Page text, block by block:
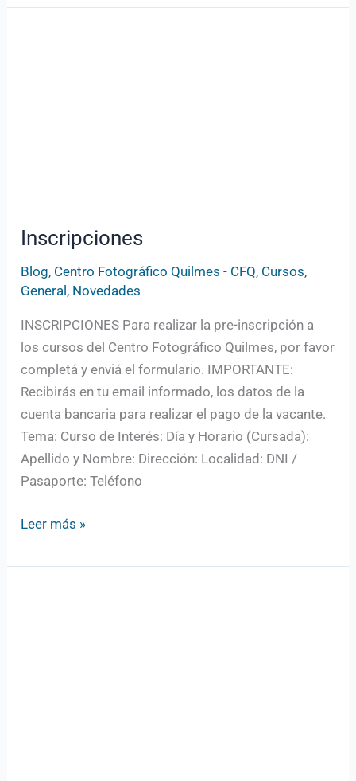
Inscripciones
Blog, Centro Fotográfico Quilmes - CFQ, Cursos,
General , Novedades
INSCRIPCIONES Para realizar la pre-inscripción a
los cursos del Centro Fotográfico Quilmes, por favor
completá y enviá el formulario. IMPORTANTE:
Recibirás en tu email informado, los datos de la
cuenta bancaria para realizar el pago de la vacante.
Tema: Curso de Interés: Día y Horario (Cursada):
Apellido y Nombre: Dirección: Localidad: DNI /
Pasaporte: Teléfono
Leer más »